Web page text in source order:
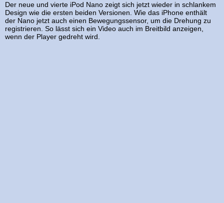
Der neue und vierte iPod Nano zeigt sich jetzt wieder in schlankem
Design wie die ersten beiden Versionen. Wie das iPhone enthält
der Nano jetzt auch einen Bewegungssensor, um die Drehung zu
registrieren. So lässt sich ein Video auch im Breitbild anzeigen,
wenn der Player gedreht wird.